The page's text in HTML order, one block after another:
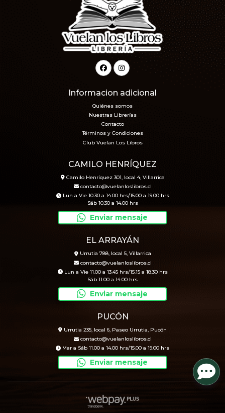
Informacion adicional
Quiénes somos
Nuestras Librerías
Contacto
Términos y Condiciones
Club Vuelan Los Libros
CAMILO HENRÍQUEZ
Camilo Henríquez 301, local 4, Villarrica
contacto@vuelanloslibros.cl
Lun a Vie 10.30 a 14.00 hrs/15.00 a 19.00 hrs
Sáb 10.30 a 14.00 hrs
Enviar mensaje
EL ARRAYÁN
Urrutia 788, local 5, Villarrica
contacto@vuelanloslibros.cl
Lun a Vie 11.00 a 13.45 hrs/15.15 a 18.30 hrs
Sáb 11.00 a 14.00 hrs
Enviar mensaje
PUCÓN
Urrutia 235, local 6, Paseo Urrutia, Pucón
contacto@vuelanloslibros.cl
Mar a Sáb 11.00 a 14.00 hrs/15.00 a 19.00 hrs
Enviar mensaje